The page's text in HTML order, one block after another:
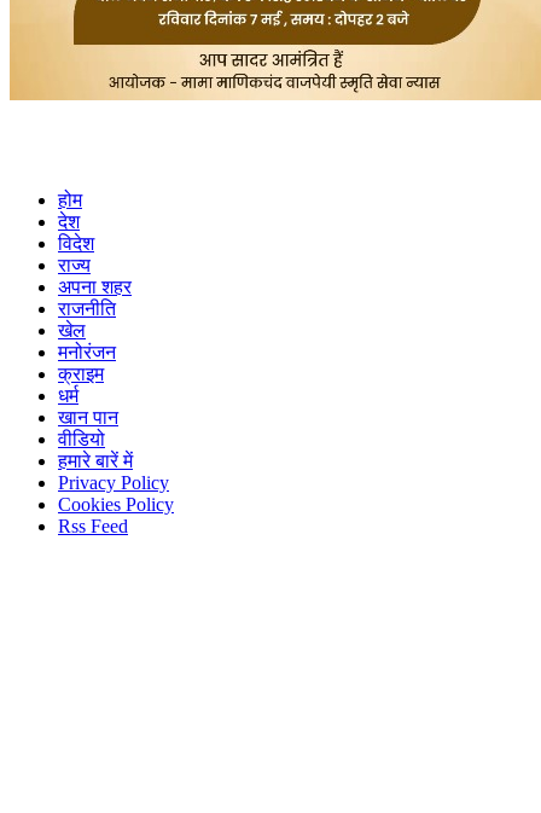
होम
देश
विदेश
राज्य
अपना शहर
राजनीति
खेल
मनोरंजन
क्राइम
धर्म
खान पान
वीडियो
हमारे बारें में
Privacy Policy
Cookies Policy
Rss Feed